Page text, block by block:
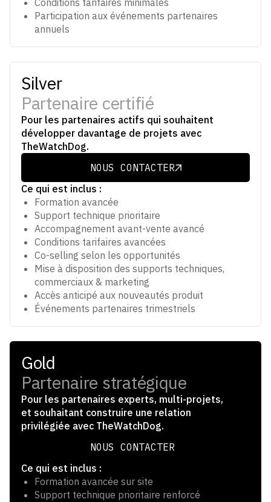
Conditions tarifaires minimales
Participation aux événements partenaires
annuels
Silver
Partenaire certifié
Pour les partenaires actifs qui souhaitent
développer davantage de projets avec
TheWatchDog.
NOUS CONTACTER
NOUS CONTACTER
Ce qui est inclus :
Formation avancée
Support technique prioritaire
Accompagnement avant-vente avancé
Conditions tarifaires avancées
Co-selling selon les opportunités
Mise à disposition des supports techniques,
commerciaux & marketing
Accès anticipé aux nouveautés produit
Événements partenaires trimestriels
Gold
Partenaire stratégique
Pour les partenaires experts, multi-projets,
et souhaitant construire une relation
privilégiée avec TheWatchDog.
NOUS CONTACTER
Ce qui est inclus :
Formation avancée sur site
Support technique prioritaire renforcé